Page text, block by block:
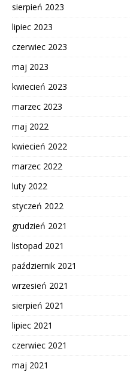
sierpień 2023
lipiec 2023
czerwiec 2023
maj 2023
kwiecień 2023
marzec 2023
maj 2022
kwiecień 2022
marzec 2022
luty 2022
styczeń 2022
grudzień 2021
listopad 2021
październik 2021
wrzesień 2021
sierpień 2021
lipiec 2021
czerwiec 2021
maj 2021